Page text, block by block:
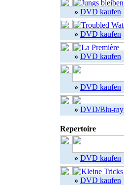
» DVD kaufen
» DVD kaufen
» DVD kaufen
» DVD kaufen
» DVD/Blu-ray
Repertoire
» DVD kaufen
» DVD kaufen